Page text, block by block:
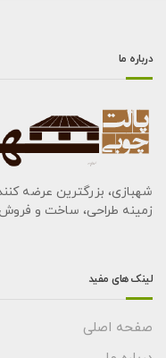
درباره ما
شهبازی، بزرگترین عرضه
زمینه طراحی، ساخت و
لینک های مفید
صفحه اصلی